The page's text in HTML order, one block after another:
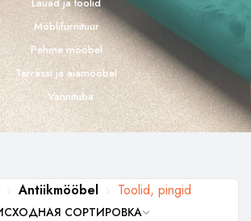
Möblifurnituur
Pehme mööbel
Terrassi ja aiamööbel
Vannituba
Antiikmööbel Toolid, pingid